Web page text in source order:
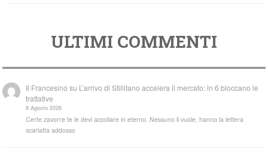
ULTIMI COMMENTI
Il Francesino su L’arrivo di Stillitano accelera il mercato: in 6 bloccano le
trattative
8 Agosto 2026
Certe zavorre te le devi accollare in eterno. Nessuno li vuole, hanno la lettera
scarlatta addosso